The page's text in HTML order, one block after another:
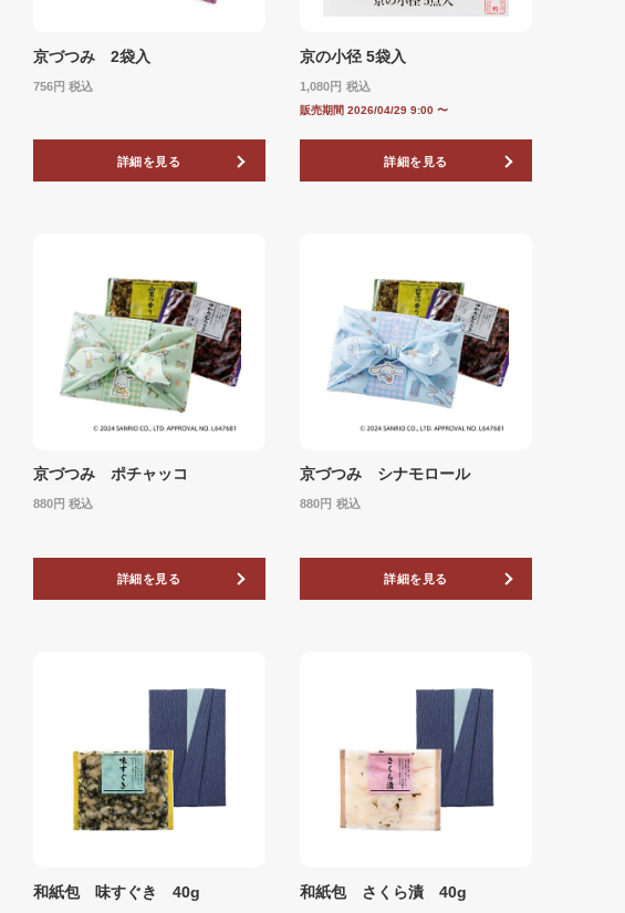
京づつみ 2袋入
756 税込
詳細を見る
京の小径 5袋入
1,080 税込
販売期間 2026/04/29 9:00 〜
詳細を見る
京づつみ ポチャッコ
880 税込
詳細を見る
京づつみ シナモロール
880 税込
詳細を見る
和紙包 味すぐき 40g 和紙包 さくら漬 40g